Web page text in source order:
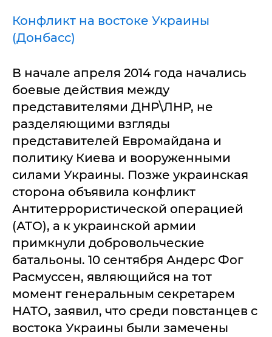
Конфликт на востоке Украины
(Донбасс)
В начале апреля 2014 года начались
боевые действия между
представителями ДНР\ЛНР, не
разделяющими взгляды
представителей Евромайдана и
политику Киева и вооруженными
силами Украины. Позже украинская
сторона объявила конфликт
Антитеррористической операцией
(АТО), а к украинской армии
примкнули добровольческие
батальоны. 10 сентября Андерс Фог
Расмуссен, являющийся на тот
момент генеральным секретарем
НАТО, заявил, что среди повстанцев с
востока Украины были замечены